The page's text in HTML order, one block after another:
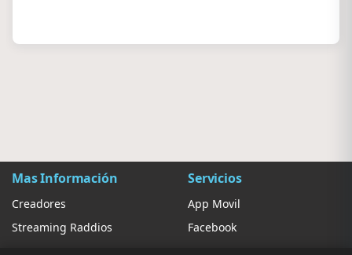
Mas Información
Creadores
Streaming Raddios
Servicios
App Movil
Facebook